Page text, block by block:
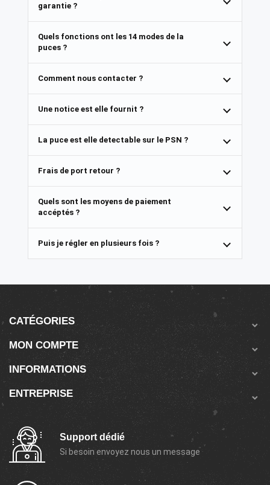
garantie ?
Quels fonctions ont les 14 modes de la
puces ?
Comment nous contacter ?
Une notice est elle fournit ?
La puce est elle detectable sur le PSN ?
Frais de port retour ?
Quels sont les moyens de paiement
accéptés ?
Puis je régler en plusieurs fois ?
CATÉGORIES 
MON COMPTE 
INFORMATIONS 
ENTREPRISE 
Support dédié
Si besoin envoyez nous un message